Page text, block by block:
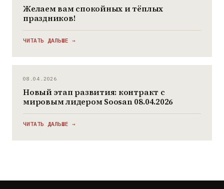
Желаем вам спокойных и тёплых
праздников!
ЧИТАТЬ ДАЛЬШЕ →
08.04.2026
Новый этап развития: контракт с
мировым лидером Soosan 08.04.2026
ЧИТАТЬ ДАЛЬШЕ →